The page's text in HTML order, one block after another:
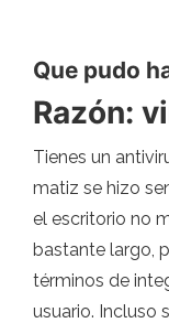
Que pudo
Razón:
Tienes un
matiz se hizo
el escritorio no
bastante largo,
términos de
usuario. Incluso